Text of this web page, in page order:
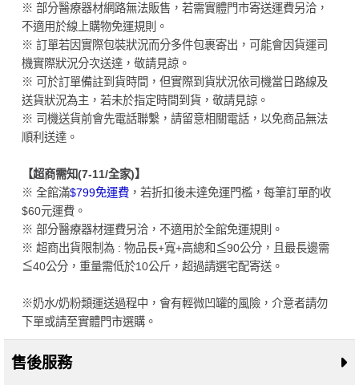
※ 部分醫療器材網路無法販售，若需實體門市寄送運費另洽，
不適用於線上購物免運規則。
※ 訂單若因實際包裝狀況而分多件包裹寄出，可能會因貨運司
機實際狀況分次送達，敬請見諒。
※ 可於訂單備註到貨時間，但實際到貨狀況依司機當日路線及
送貨狀況為主，若未於指定時間到貨，敬請見諒。
※ 司機送貨前會先電話聯繫，請留意相關電話，以免商品無法
順利送達。
【超商需知(7-11/全家)】
※ 全館滿$799免運費，若折扣後未達免運門檻，每筆訂單酌收
$60元運費。
※ 部分醫療器材運費另洽，不適用於全館免運規則。
※ 超商出貨限制為 : 物品長+寬+高總和≦90公分，且最長邊需
≦40公分，重量需低於10公斤，超過請選宅配寄送。
※奶水/奶粉類運送過程中，會有輕微凹罐的風險，介意者請勿
下單或請至實體門市選購。
售後服務